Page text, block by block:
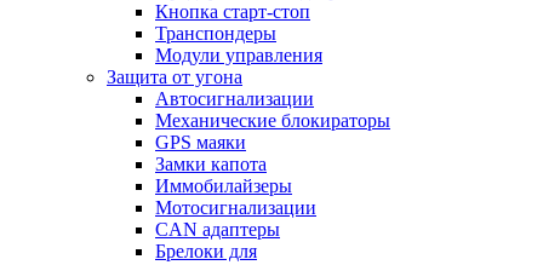
Кнопка старт-стоп
Транспондеры
Модули управления
Защита от угона
Автосигнализации
Механические блoкираторы
GPS маяки
Замки капота
Иммобилайзеры
Мотосигнализации
CAN адаптеры
Брелоки для